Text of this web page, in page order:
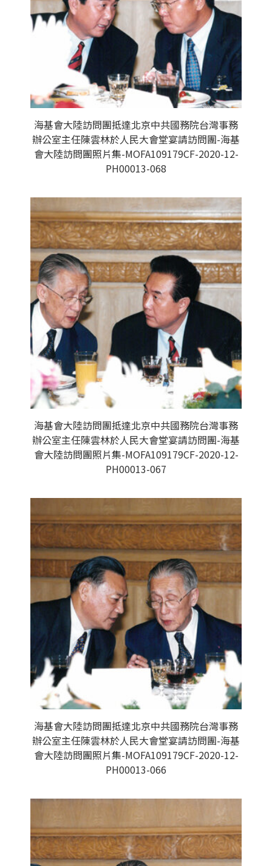
海基會大陸訪問團抵達北京中共國務院台灣事務
辦公室主任陳雲林於人民大會堂宴請訪問團-海基
會大陸訪問團照片集-MOFA109179CF-2020-12-
PH00013-068
海基會大陸訪問團抵達北京中共國務院台灣事務
辦公室主任陳雲林於人民大會堂宴請訪問團-海基
會大陸訪問團照片集-MOFA109179CF-2020-12-
PH00013-067
海基會大陸訪問團抵達北京中共國務院台灣事務
辦公室主任陳雲林於人民大會堂宴請訪問團-海基
會大陸訪問團照片集-MOFA109179CF-2020-12-
PH00013-066